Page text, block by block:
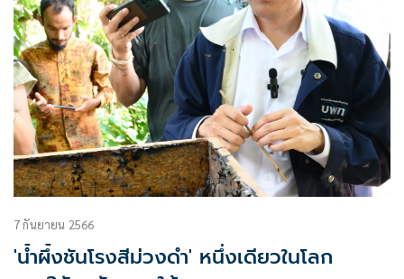
7 กันยายน 2566
'น้ำผึ้งชันโรงสีม่วงดำ' หนึ่งเดียวในโลก